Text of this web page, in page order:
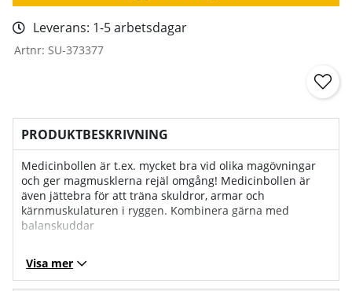
Leverans: 1-5 arbetsdagar
Artnr: SU-373377
PRODUKTBESKRIVNING
Medicinbollen är t.ex. mycket bra vid olika magövningar
och ger magmusklerna rejäl omgång! Medicinbollen är
även jättebra för att träna skuldror, armar och
kärnmuskulaturen i ryggen. Kombinera gärna med
balanskuddar
Visa mer